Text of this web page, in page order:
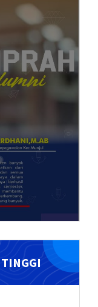
TINGGI